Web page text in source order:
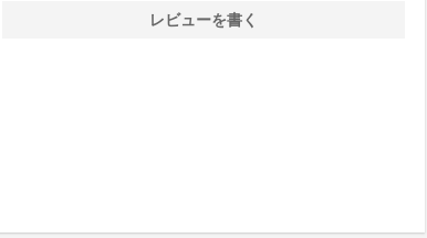
レビューを書く